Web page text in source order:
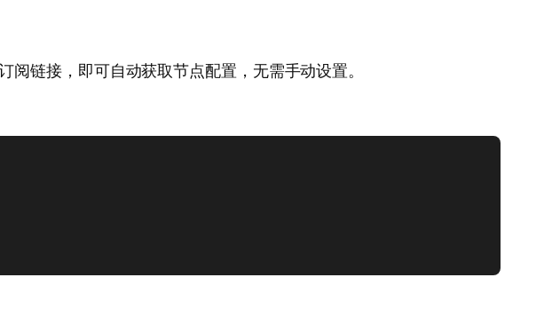
链接，即可自动获取节点配置，无需手动设置。